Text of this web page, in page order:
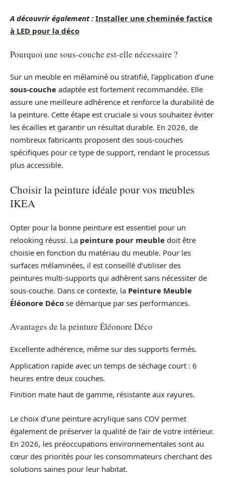
A découvrir également : Installer une cheminée factice
à LED pour la déco
Pourquoi une sous-couche est-elle nécessaire ?
Sur un meuble en mélaminé ou stratifié, l’application d’une
sous-couche adaptée est fortement recommandée. Elle
assure une meilleure adhérence et renforce la durabilité de
la peinture. Cette étape est cruciale si vous souhaitez éviter
les écailles et garantir un résultat durable. En 2026, de
nombreux fabricants proposent des sous-couches
spécifiques pour ce type de support, rendant le processus
plus accessible.
Choisir la peinture idéale pour vos meubles
IKEA
Opter pour la bonne peinture est essentiel pour un
relooking réussi. La peinture pour meuble doit être
choisie en fonction du matériau du meuble. Pour les
surfaces mélaminées, il est conseillé d’utiliser des
peintures multi-supports qui adhèrent sans nécessiter de
sous-couche. Dans ce contexte, la Peinture Meuble
Éléonore Déco se démarque par ses performances.
Avantages de la peinture Éléonore Déco
Excellente adhérence, même sur des supports fermés.
Application rapide avec un temps de séchage court : 6
heures entre deux couches.
Finition mate haut de gamme, résistante aux rayures.
Le choix d’une peinture acrylique sans COV permet
également de préserver la qualité de l’air de votre intérieur.
En 2026, les préoccupations environnementales sont au
cœur des priorités pour les consommateurs cherchant des
solutions saines pour leur habitat.